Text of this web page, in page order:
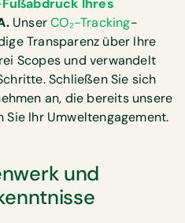
Fußabdruck Ihres
UnserCO₂-Tracking-
Transparenz über Ihre
Scopes und verwandelt
Schließen Sie sich
an, die bereits unsere
Sie Ihr Umweltengagement.
und